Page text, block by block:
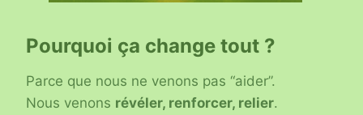
Pourquoi ça change tout ?
Parce que nous ne venons pas “aider”.
Nous venons révéler, renforcer, relier.